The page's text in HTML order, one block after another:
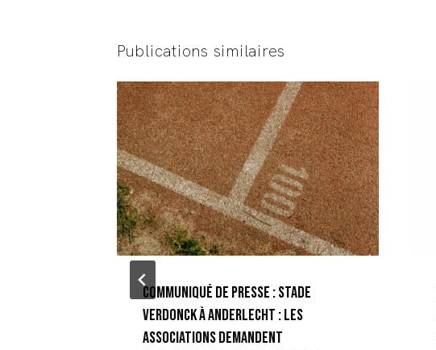
Publications similaires
Communiqué de presse : stade
Verdonck à Anderlecht : les
associations demandent